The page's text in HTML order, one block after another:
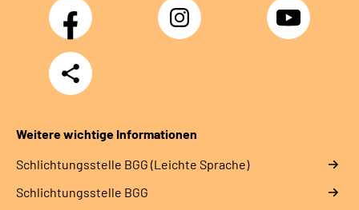
Facebook Instagram YouTube
Teilen
Weitere wichtige Informationen
Schlich­tungs­stel­le BGG (Leichte Sprache)
Schlich­tungs­stel­le BGG